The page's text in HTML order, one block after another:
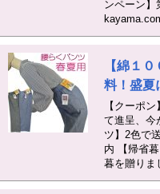
ンペーン】
【綿１
料！盛夏
【クーポ
て進呈、今
ツ】2色で
内 【帰省
暮を贈りま